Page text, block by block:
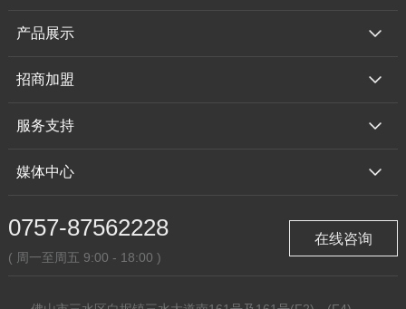
产品展示
招商加盟
服务支持
媒体中心
0757-87562228
( 周一至周五 9:00 - 18:00 )
在线咨询